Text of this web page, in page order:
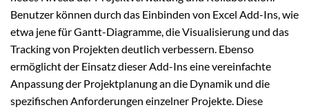
Benutzer können durch das Einbinden von Excel Add-Ins, wie
etwa jene für Gantt-Diagramme, die Visualisierung und das
Tracking von Projekten deutlich verbessern. Ebenso
ermöglicht der Einsatz dieser Add-Ins eine vereinfachte
Anpassung der Projektplanung an die Dynamik und die
spezifischen Anforderungen einzelner Projekte. Diese